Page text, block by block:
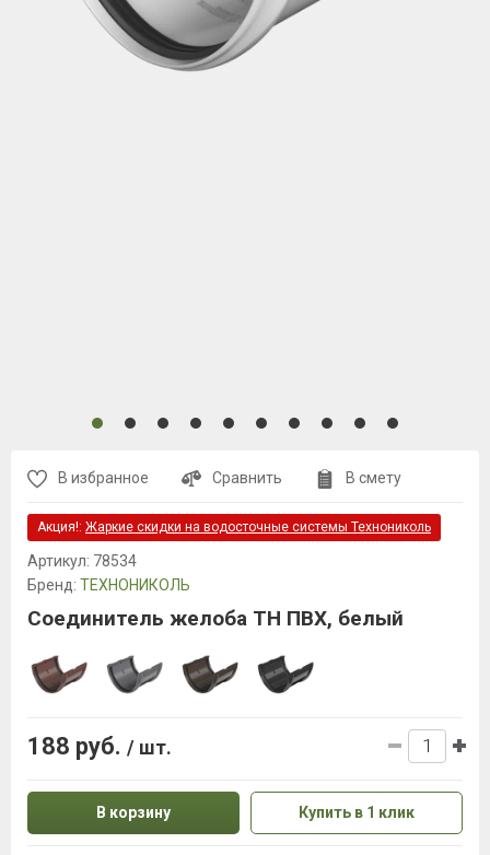
В избранное Сравнить В смету
Акция!: Жаркие скидки на водосточные системы Технониколь
Артикул: 78534
Бренд: ТЕХНОНИКОЛЬ
Соединитель желоба ТН ПВХ, белый
188 руб. / шт.
В корзину Купить в 1 клик